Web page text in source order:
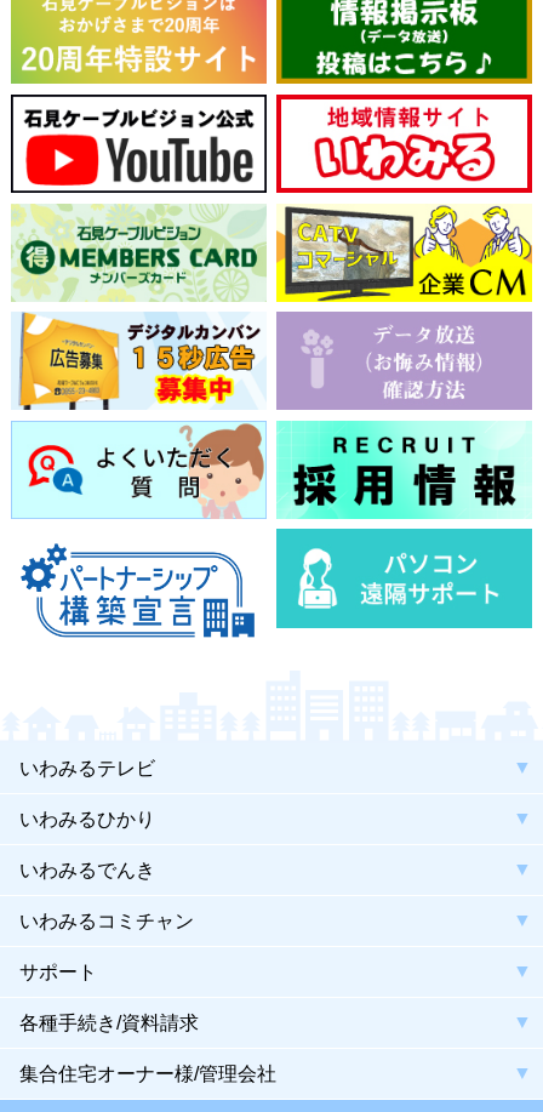
いわみるテレビ
いわみるひかり
いわみるでんき
いわみるコミチャン
サポート
各種手続き/資料請求
集合住宅オーナー様/管理会社